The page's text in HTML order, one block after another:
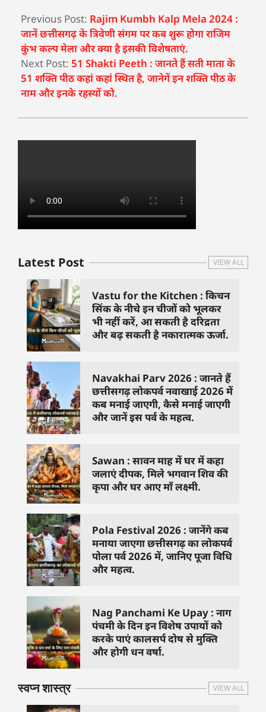
Previous Post: Rajim Kumbh Kalp Mela 2024 :
जानें छत्तीसगढ़ के त्रिवेणी संगम पर कब शुरू होगा राजिम
कुंभ कल्प मेला और क्या है इसकी विशेषताएं.
Next Post: 51 Shakti Peeth : जानते हैं सती माता के
51 शक्ति पीठ कहां कहां स्थित है, जानेगें इन शक्ति पीठ के
नाम और इनके रहस्यों को.
Latest Post VIEW ALL
Vastu for the Kitchen : किचन
सिंक के नीचे इन चीजों को भूलकर
भी नहीं करें, आ सकती है दरिद्रता
और बढ़ सकती है नकारात्मक ऊर्जा.
Navakhai Parv 2026 : जानते हैं
छत्तीसगढ़ लोकपर्व नवाखाई 2026 में
कब मनाई जाएगी, कैसे मनाई जाएगी
और जानें इस पर्व के महत्व.
Sawan : सावन माह में घर में कहा
जलाएं दीपक, मिले भगवान शिव की
कृपा और घर आए माँ लक्ष्मी.
Pola Festival 2026 : जानेंगे कब
मनाया जाएगा छत्तीसगढ़ का लोकपर्व
पोला पर्व 2026 में, जानिए पूजा विधि
और महत्व.
Nag Panchami Ke Upay : नाग
पंचमी के दिन इन विशेष उपायों को
करके पाएं कालसर्प दोष से मुक्ति
और होगी धन वर्षा.
स्वप्न शास्त्र VIEW ALL